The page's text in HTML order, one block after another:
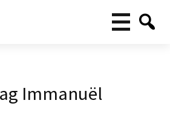
Immanuël